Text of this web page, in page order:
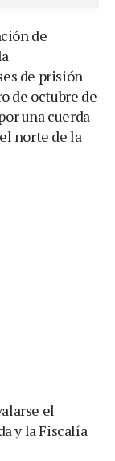
de
de prisión
de octubre de
una cuerda
norte de la
el
y la Fiscalía